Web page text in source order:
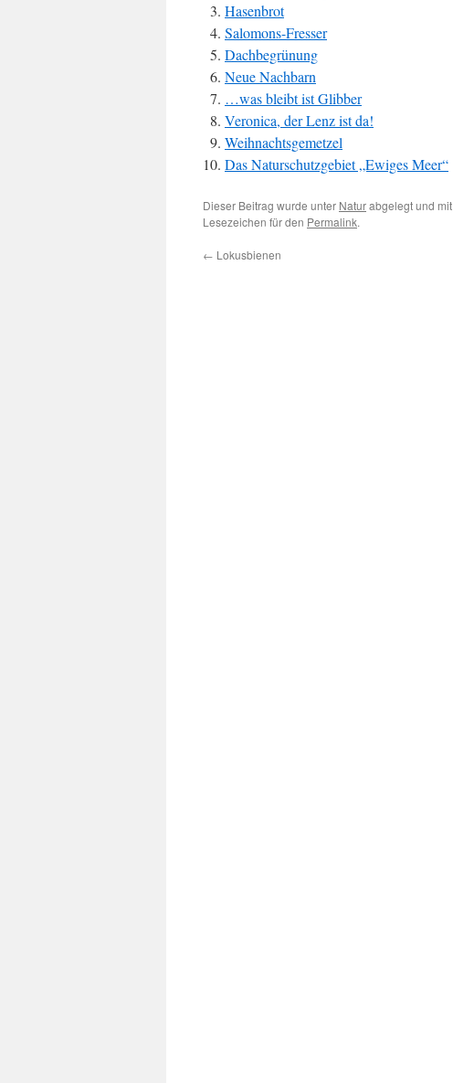
Hasenbrot
Salomons-Fresser
Dachbegrünung
Neue Nachbarn
…was bleibt ist Glibber
Veronica, der Lenz ist da!
Weihnachtsgemetzel
Das Naturschutzgebiet „Ewiges Meer“
Dieser Beitrag wurde unter Naturabgelegt und mit
Lesezeichen für den Permalink.
← Lokusbienen